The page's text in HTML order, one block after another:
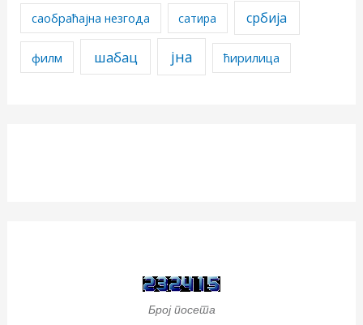
саобраћајна незгода сатира србија
филм шабац јна ћирилица
Број посета